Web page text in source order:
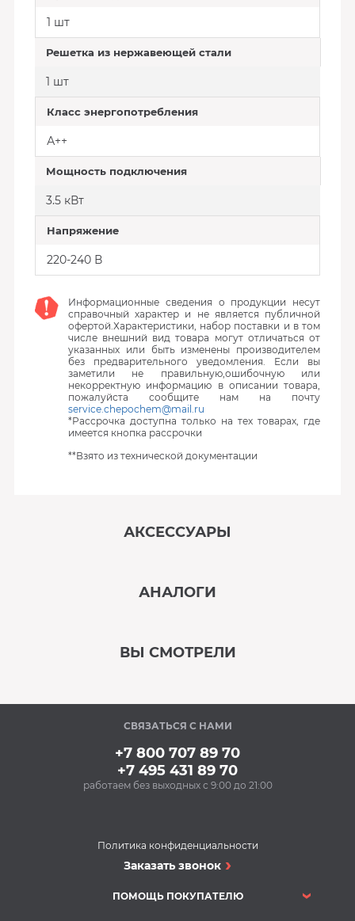
1 шт
Решетка из нержавеющей стали
1 шт
Класс энергопотребления
А++
Мощность подключения
3.5 кВт
Напряжение
220-240 В
Информационные сведения о продукции несут
справочный характер и не является публичной
офертой.Характеристики, набор поставки и в том
числе внешний вид товара могут отличаться от
указанных или быть изменены производителем
без предварительного уведомления. Если вы
заметили не правильную,ошибочную или
некорректную информацию в описании товара,
пожалуйста сообщите нам на почту
service.chepochem@mail.ru
*Рассрочка доступна только на тех товарах, где
имеется кнопка рассрочки
**Взято из технической документации
АКСЕССУАРЫ
стали BON BN-175
(500 мл)
348 Р
АНАЛОГИ
Духовой шкаф
HOTPOINT-ARISTON
mhr 940.1 (ow)
ВЫ СМОТРЕЛИ
В наличии
СВЯЗАТЬСЯ С НАМИ
+7 800 707 89 70
+7 495 431 89 70
работаем без выходных с 9:00 до 21:00
Политика конфиденциальности
Заказать звонок
ПОМОЩЬ ПОКУПАТЕЛЮ